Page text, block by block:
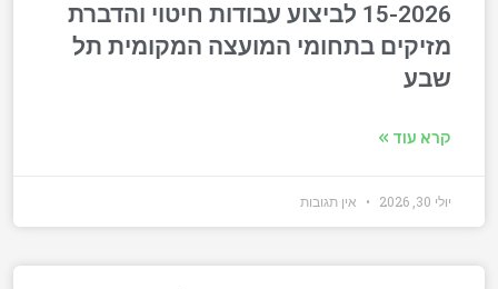
15-2026 לביצוע עבודות חיטוי והדברת
מזיקים בתחומי המועצה המקומית תל
שבע
קרא עוד »
יולי 30, 2026 אין תגובות